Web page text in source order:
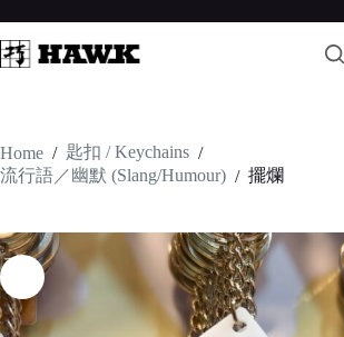
to
content
Home / 匙扣 / Keychains /
流行語／幽默 (Slang/Humour) / 擺爛